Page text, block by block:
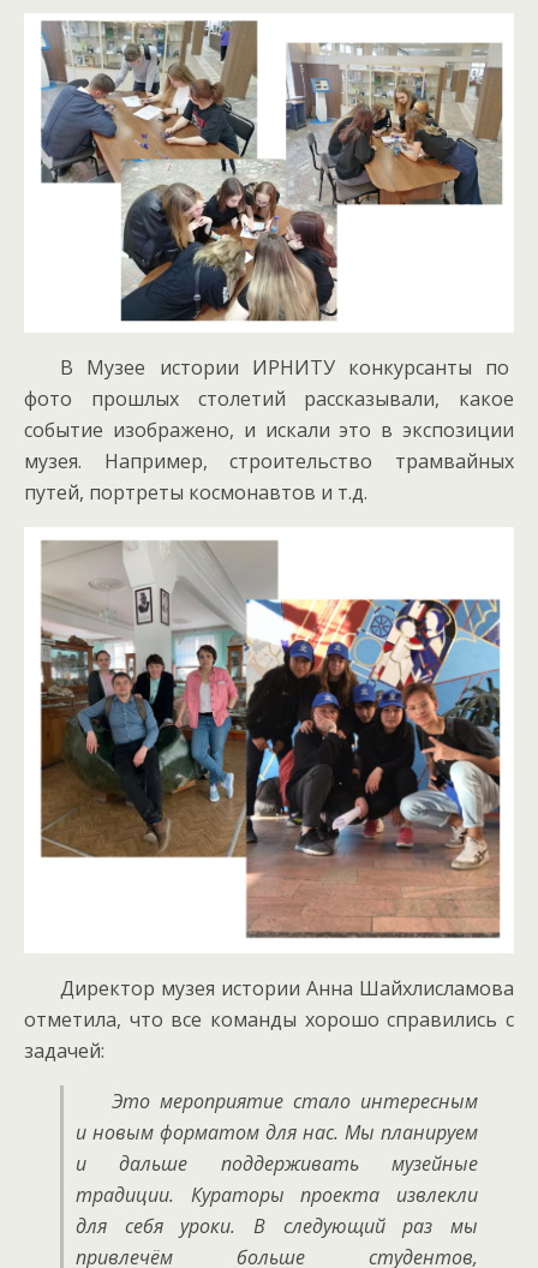
В Музее истории ИРНИТУ конкурсанты по
фото прошлых столетий рассказывали, какое
событие изображено, и искали это в экспозиции
музея. Например, строительство трамвайных
путей, портреты космонавтов и т.д.
Директор музея истории Анна Шайхлисламова
отметила, что все команды хорошо справились с
задачей:
Это мероприятие стало интересным
и новым форматом для нас. Мы планируем
и дальше поддерживать музейные
традиции. Кураторы проекта извлекли
для себя уроки. В следующий раз мы
привлечём больше студентов,